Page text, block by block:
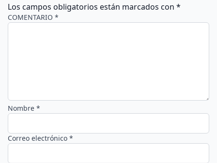
Los campos obligatorios están marcados con *
COMENTARIO *
Nombre *
Correo electrónico *